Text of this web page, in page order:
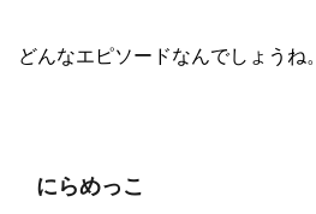
どんなエピソードなんでしょうね。
にらめっこ